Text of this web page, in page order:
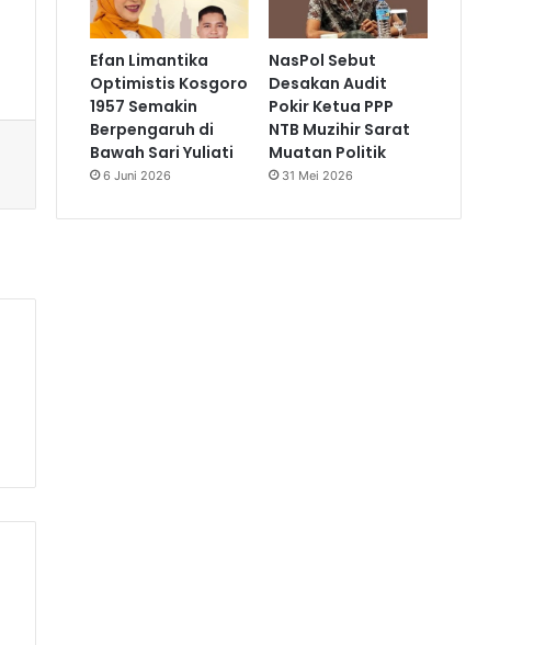
Efan Limantika
Optimistis Kosgoro
1957 Semakin
Berpengaruh di
Bawah Sari Yuliati
6 Juni 2026
NasPol Sebut
Desakan Audit
Pokir Ketua PPP
NTB Muzihir Sarat
Muatan Politik
31 Mei 2026